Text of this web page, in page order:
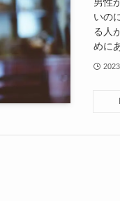
いの
る人
めに